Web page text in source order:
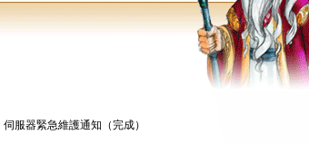
服器緊急維護通知（完成）